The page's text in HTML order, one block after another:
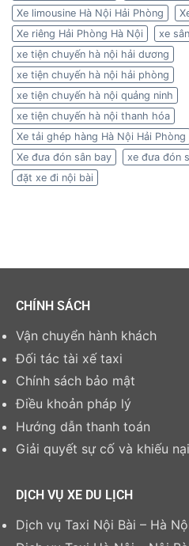
Xe limousine Hà Nội Hải Phòng
Xe riêng Hải Phòng Hà Nội
xe
xe tiện chuyến hà nội hải dương
xe tiện chuyến hà nội hải phòng
xe tiện chuyến hà nội quảng ninh
xe tiện chuyến hà nội thanh hóa
Xe tải ghép hàng Hà Nội Hải Phòng
Xe đưa đón sân bay
xe đưa đón
đặt xe đi nội bài
CHÍNH SÁCH
Vận chuyển hành khách
Đối tác tài xế taxi
Chính sách bảo mật
Điều khoản pháp lý
Hướng dẫn thanh toán
Giải quyết sự cố và khiếu nại
DỊCH VỤ XE DU LỊCH
Dịch vụ Taxi Nội Bài – Hà